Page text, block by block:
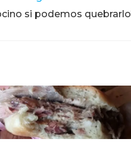
si podemos